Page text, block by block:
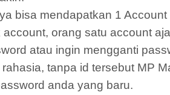
bisa mendapatkan 1
orang satu account
atau ingin mengganti
tanpa id tersebut MP
anda yang baru.